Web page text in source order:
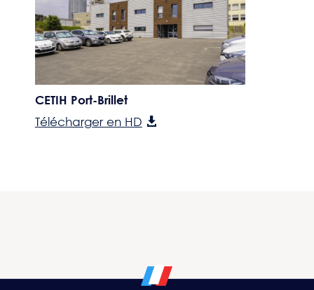
CETIH Port-Brillet
Télécharger en HD